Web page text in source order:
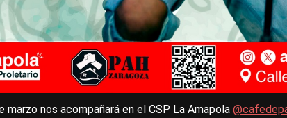
marzo nos acompañará en el CSP La Amapola